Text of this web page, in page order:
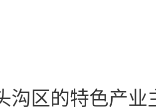
沟区的特色产业